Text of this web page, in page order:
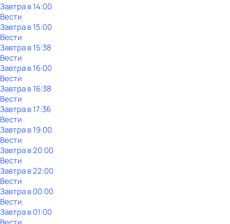
Завтра в 14:00
Вести
Завтра в 15:00
Вести
Завтра в 15:38
Вести
Завтра в 16:00
Вести
Завтра в 16:38
Вести
Завтра в 17:36
Вести
Завтра в 19:00
Вести
Завтра в 20:00
Вести
Завтра в 22:00
Вести
Завтра в 00:00
Вести
Завтра в 01:00